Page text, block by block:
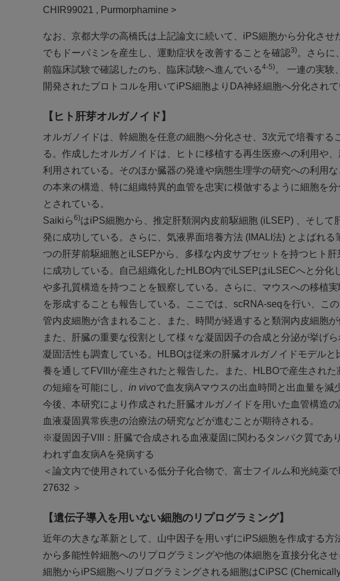
CHIR99021 , Purmorphamine >
なお、京都大学の高橋氏は上記論文に続いて、iPS細胞から分化さ
でもドーパミンを産生し、運動症状を改善することを確認3)。さらに
前臨床試験で確認したのち、臨床試験へ進んでいる4-5)。 一連の実験
開発されたプロトコルを用いてiPS細胞よりDA神経細胞へ分化されて
【ヒト肝芽オルガノイド】
オルガノイドは、幹細胞を任意の細胞へ分化させ、3次元で培養す
る。作成したオルガノイドは、ヒトに移植する再生医療への利用や
利用されている。そのほか臓器の発達や病態生理学の研究への利用
の本来の構造、特に組織特異的血管を忠実に模倣するように細胞を
とされている。
Saikiら6)はiPS細胞から、推定肝類洞内皮前駆細胞 (iLSEP) 、そし
発に成功している。さらに、気液界面培養方法 (IMALI法) とよばれ
つの肝芽前駆細胞とiLSEPから、多様な内皮サブセットを持つヒト
に成功している。自己組織化したHLBO内でiLSEPはiLSECへと分化
や多孔質構造を持つことを観察している。さらに、マウスへの移植
を形成することも報告している。ここでは、scRNA-seqを行い、こ
管内皮細胞が含まれること、また、時間が経過すると類洞内皮細胞
また、肝臓の重要な役割として様々な凝固因子の合成と分泌が挙げ
凝固活性も調査している。HLBOは従来の肝臓オルガノイドモデル
養を通してFVIIIが産生されたと報告した。また、HLBOで産生された
の短縮を可能にし、 in vivoで血友病Aマウスの出血時間と出血量を減
今後、本研究により作成された肝臓オルガノイドを用いた血管構造
血液凝固異常疾患の治療法の研究などが進むことが期待される。
※凝固因子VIII：肝臓で合成される血液凝固に関わるタンパク質であ
われず血友病Aを発病する
＜論文内で使用されている低分子化合物で、富士フイルム和光純
27632 ＞
【遺伝子導入を用いない細胞のリプログラミング】
近年の大きな革新として、山中因子を用いずにiPS細胞を作成する
から多能性幹細胞へのリプログラミングや他の体細胞を直接分化さ
細胞からiPS細胞へリプログラミングされる細胞はCiPSC